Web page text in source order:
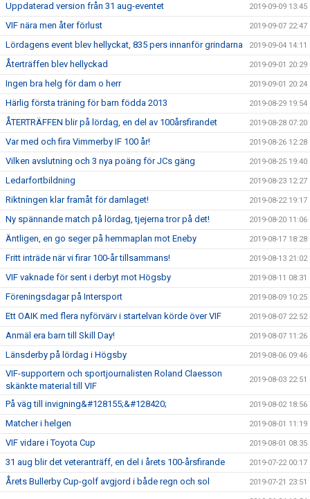
Uppdaterad version från 31 aug-eventet 2019-09-09 13:45
VIF nära men åter förlust 2019-09-07 22:47
Lördagens event blev hellyckat, 835 pers innanför grindarna 2019-09-04 14:11
Återträffen blev hellyckad 2019-09-01 20:29
Ingen bra helg för dam o herr 2019-09-01 20:24
Härlig första träning för barn födda 2013 2019-08-29 19:54
ÅTERTRÄFFEN blir på lördag, en del av 100årsfirandet 2019-08-28 07:20
Var med och fira Vimmerby IF 100 år! 2019-08-26 12:28
Vilken avslutning och 3 nya poäng för JCs gäng 2019-08-25 19:40
Ledarfortbildning 2019-08-23 12:27
Riktningen klar framåt för damlaget! 2019-08-22 19:17
Ny spännande match på lördag, tjejerna tror på det! 2019-08-20 11:06
Äntligen, en go seger på hemmaplan mot Eneby 2019-08-17 18:28
Fritt inträde när vi firar 100-år tillsammans! 2019-08-13 21:02
VIF vaknade för sent i derbyt mot Högsby 2019-08-11 08:31
Föreningsdagar på Intersport 2019-08-09 10:25
Ett OAIK med flera nyförvärv i startelvan körde över VIF 2019-08-07 22:52
Anmäl era barn till Skill Day! 2019-08-07 11:26
Länsderby på lördag i Högsby 2019-08-06 09:46
VIF-supportern och sportjournalisten Roland Claesson
skänkte material till VIF
2019-08-03 22:51
På väg till invigning&#128155;&#128420; 2019-08-02 18:56
Matcher i helgen 2019-08-01 11:19
VIF vidare i Toyota Cup 2019-08-01 08:35
31 aug blir det veteranträff, en del i årets 100-årsfirande 2019-07-22 00:17
Årets Bullerby Cup-golf avgjord i både regn och sol 2019-07-21 23:51